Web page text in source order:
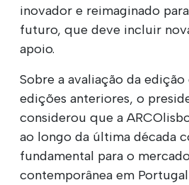
inovador e reimaginado
futuro, que deve incluir
apoio.
Sobre a avaliação da edição
edições anteriores, o
considerou que a
ao longo da última década
fundamental para o
contemporânea em